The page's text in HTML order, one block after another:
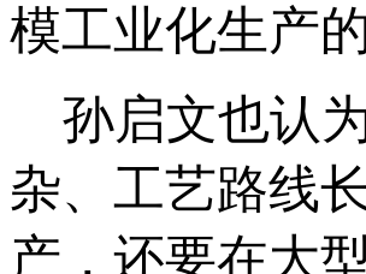
模工业化生产
孙启文也认
杂、工艺路线
产，还要在大